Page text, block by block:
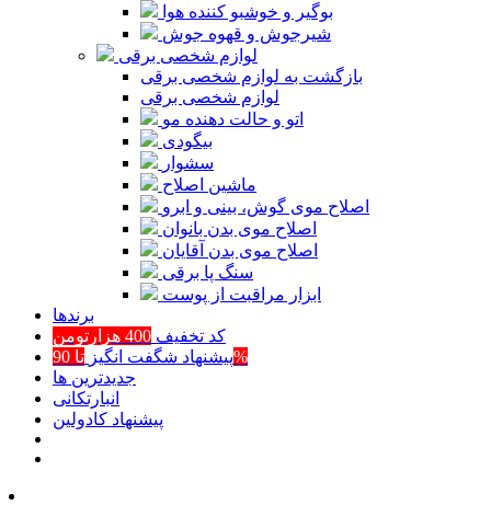
بوگیر و خوشبو کننده هوا
شیرجوش و قهوه جوش
لوازم شخصی برقی
بازگشت به لوازم شخصی برقی
لوازم شخصی برقی
اتو و حالت دهنده مو
بیگودی
سشوار
ماشین اصلاح
اصلاح موی گوش، بینی و ابرو
اصلاح موی بدن بانوان
اصلاح موی بدن آقایان
سنگ پا برقی
ابزار مراقبت از پوست
برند‌ها
کد تخفیف 400 هزارتومن
پیشنهاد شگفت انگیزتا 90%
جدیدترین ها
انبارتکانی
پیشنهاد کادولین